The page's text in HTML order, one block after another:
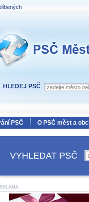
HLEDEJ PSČ
VYHLEDAT PSČ
PSČ O PSČ měst a
|